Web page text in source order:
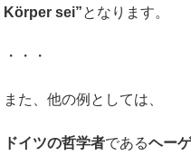
Körper sei”となります。
・・・
また、他の例としては、
ドイツの哲学者であるヘー